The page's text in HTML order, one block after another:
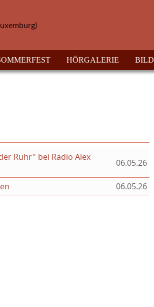
HÖRGALERIE
Ruhr" bei Radio Alex
06.05.26
06.05.26